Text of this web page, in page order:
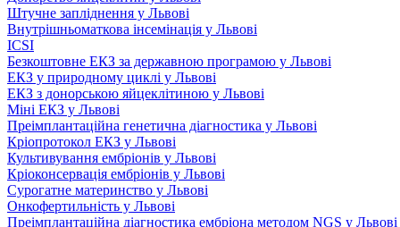
Штучне запліднення у Львові
Внутрішньоматкова інсемінація у Львові
ICSI
Безкоштовне ЕКЗ за державною програмою у Львові
ЕКЗ у природному циклі у Львові
ЕКЗ з донорською яйцеклітиною у Львові
Міні ЕКЗ у Львові
Преімплантаційна генетична діагностика у Львові
Кріопротокол ЕКЗ у Львові
Культивування ембріонів у Львові
Кріоконсервація ембріонів у Львові
Сурогатне материнство у Львові
Онкофертильність у Львові
Преімплантаційна діагностика ембріона методом NGS у Львові